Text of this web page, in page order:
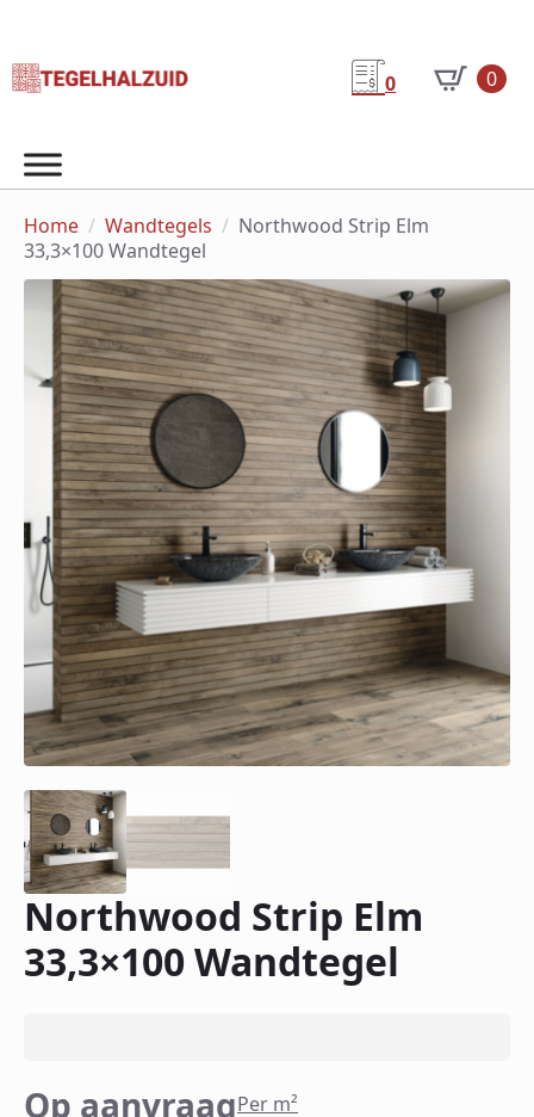
0 0
Home Wandtegels
Northwood Strip Elm
33,3×100 Wandtegel
Northwood Strip Elm
33,3×100 Wandtegel
Op aanvraagPer m²